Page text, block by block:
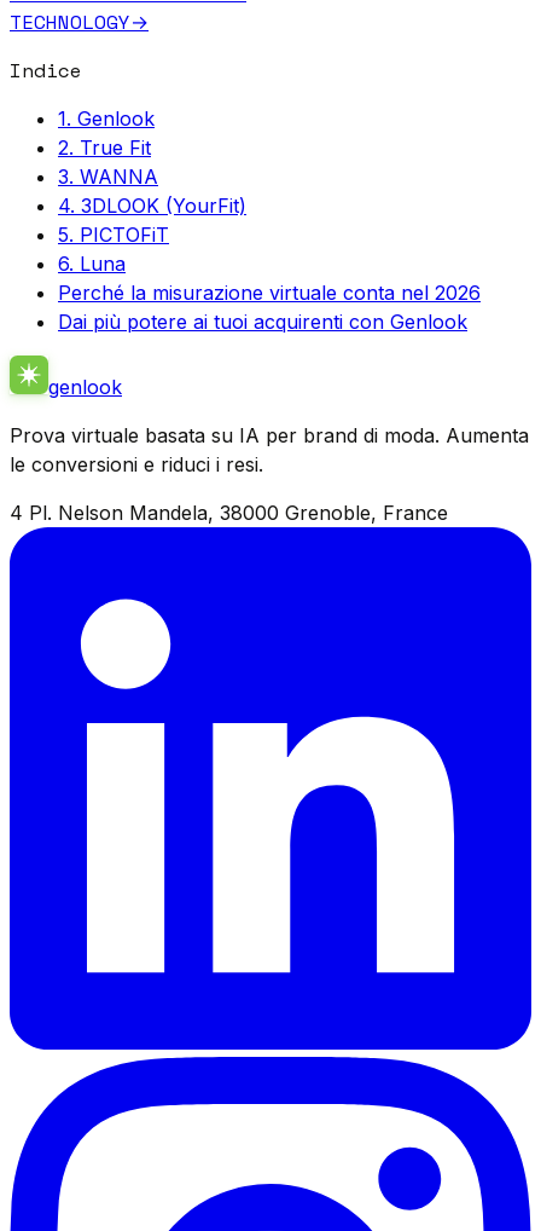
TECHNOLOGY→
Indice
1. Genlook
2. True Fit
3. WANNA
4. 3DLOOK (YourFit)
5. PICTOFiT
6. Luna
Perché la misurazione virtuale conta nel 2026
Dai più potere ai tuoi acquirenti con Genlook
genlook
Prova virtuale basata su IA per brand di moda. Aumenta
le conversioni e riduci i resi.
4 Pl. Nelson Mandela, 38000 Grenoble, France